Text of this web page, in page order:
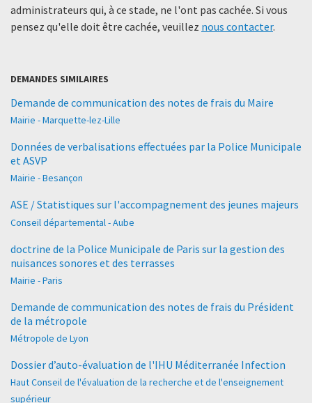
administrateurs qui, à ce stade, ne l'ont pas cachée. Si vous
pensez qu'elle doit être cachée, veuillez nous contacter.
DEMANDES SIMILAIRES
Demande de communication des notes de frais du Maire
Mairie - Marquette-lez-Lille
Données de verbalisations effectuées par la Police Municipale
et ASVP
Mairie - Besançon
ASE / Statistiques sur l'accompagnement des jeunes majeurs
Conseil départemental - Aube
doctrine de la Police Municipale de Paris sur la gestion des
nuisances sonores et des terrasses
Mairie - Paris
Demande de communication des notes de frais du Président
de la métropole
Métropole de Lyon
Dossier d’auto-évaluation de l'IHU Méditerranée Infection
Haut Conseil de l'évaluation de la recherche et de l'enseignement
supérieur